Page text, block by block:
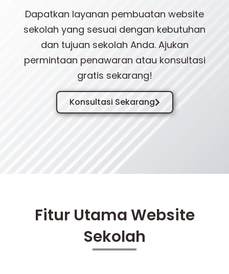
Dapatkan layanan pembuatan website
sekolah yang sesuai dengan kebutuhan
dan tujuan sekolah Anda. Ajukan
permintaan penawaran atau konsultasi
gratis sekarang!
Konsultasi Sekarang
Fitur Utama Website
Sekolah